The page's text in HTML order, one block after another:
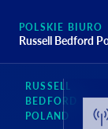
POLSKIE BIURO
Russell Bedford
RUSSELL
BEDFORD
POLAND